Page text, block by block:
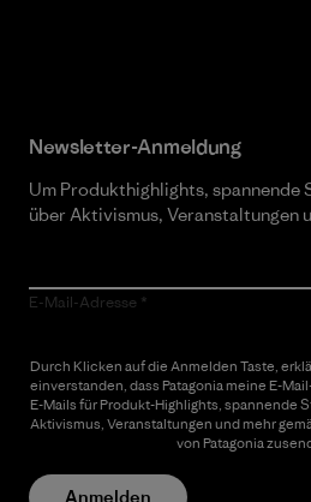
Newsletter-Anmeldung
Um Produkthighlights,
über Aktivismus, Veranstaltungen
E-Mail-Adresse
Durch Klicken auf die Anmelden Taste,
einverstanden, dass Patagonia meine E-
E-Mails für Produkt-Highlights, spannende
Aktivismus, Veranstaltungen und mehr
von Patagonia
Anmelden